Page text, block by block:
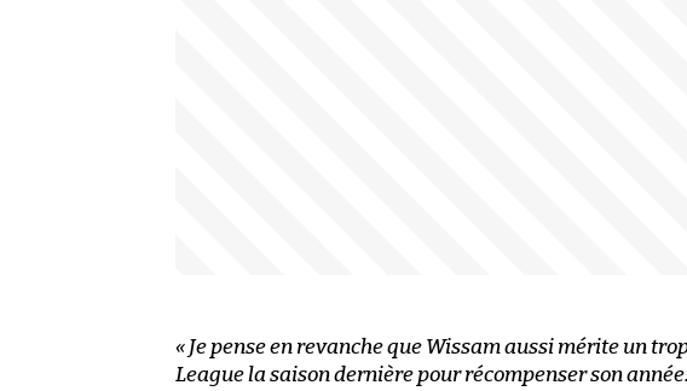
« Je pense en revanche que Wissam aussi mérite un
League la saison dernière pour récompenser son